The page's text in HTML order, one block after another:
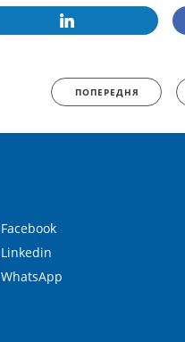
ПОПЕРЕДНЯ
Facebook
Linkedin
WhatsApp